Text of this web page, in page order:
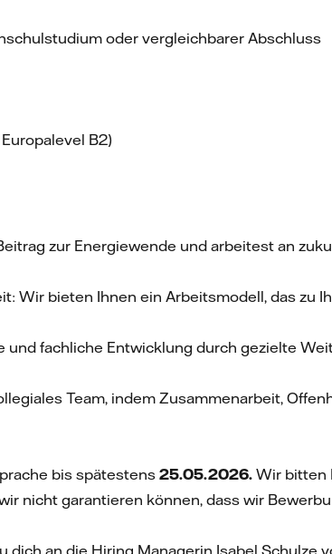
oder vergleichbarer Abschluss
B2)
zur Energiewende und arbeitest an
Wir bieten Ihnen ein Arbeitsmodell, das zu
und fachliche Entwicklung durch gezielte
Team, indem Zusammenarbeit,
bis spätestens 25.05.2026. Wir bitten
nicht garantieren können, dass wir
dich an die Hiring Managerin Isabel Schulze